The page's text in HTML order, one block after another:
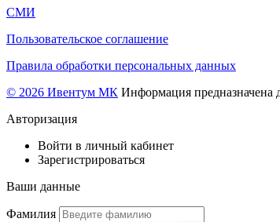
СМИ
Пользовательское соглашение
Правила обработки персональных данных
© 2026 Ивентум МК Информация предназначена
Авторизация
Войти в личный кабинет
Зарегистрироваться
Ваши данные
Фамилия